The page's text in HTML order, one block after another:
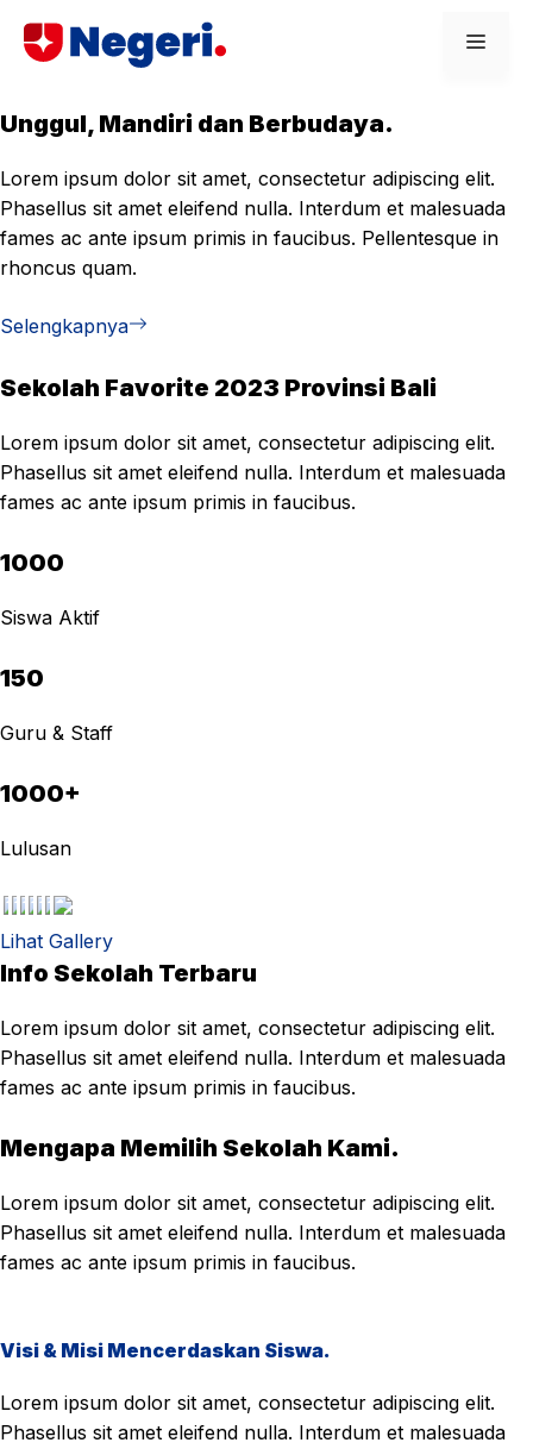
Unggul, Mandiri dan Berbudaya.
Lorem ipsum dolor sit amet, consectetur adipiscing elit.
Phasellus sit amet eleifend nulla. Interdum et malesuada
fames ac ante ipsum primis in faucibus. Pellentesque in
rhoncus quam.
Selengkapnya
Sekolah Favorite 2023 Provinsi Bali
Lorem ipsum dolor sit amet, consectetur adipiscing elit.
Phasellus sit amet eleifend nulla. Interdum et malesuada
fames ac ante ipsum primis in faucibus.
1000
Siswa Aktif
150
Guru & Staff
1000+
Lulusan
Lihat Gallery
Info Sekolah Terbaru
Lorem ipsum dolor sit amet, consectetur adipiscing elit.
Phasellus sit amet eleifend nulla. Interdum et malesuada
fames ac ante ipsum primis in faucibus.
Mengapa Memilih Sekolah Kami.
Lorem ipsum dolor sit amet, consectetur adipiscing elit.
Phasellus sit amet eleifend nulla. Interdum et malesuada
fames ac ante ipsum primis in faucibus.
Visi & Misi Mencerdaskan Siswa.
Lorem ipsum dolor sit amet, consectetur adipiscing elit.
Phasellus sit amet eleifend nulla. Interdum et malesuada